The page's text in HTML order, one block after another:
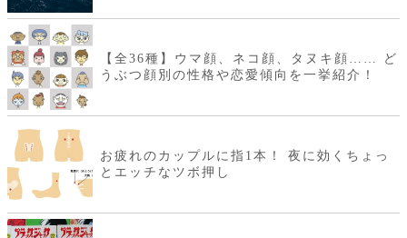
【全36種】ウマ顔、ネコ顔、タヌキ顔…… ど
うぶつ顔別の性格や恋愛傾向を一挙紹介！
お疲れのカップルに指1本！ 夜に効くちょっ
とエッチなツボ押し